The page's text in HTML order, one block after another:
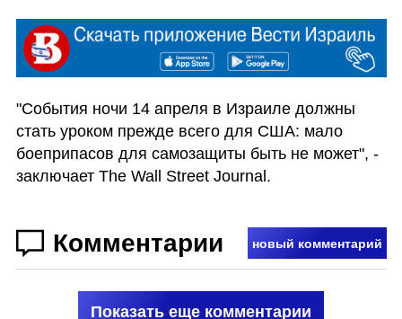
"События ночи 14 апреля в Израиле должны
стать уроком прежде всего для США: мало
боеприпасов для самозащиты быть не может", -
заключает The Wall Street Journal.
Комментарии новый комментарий
Показать еще комментарии